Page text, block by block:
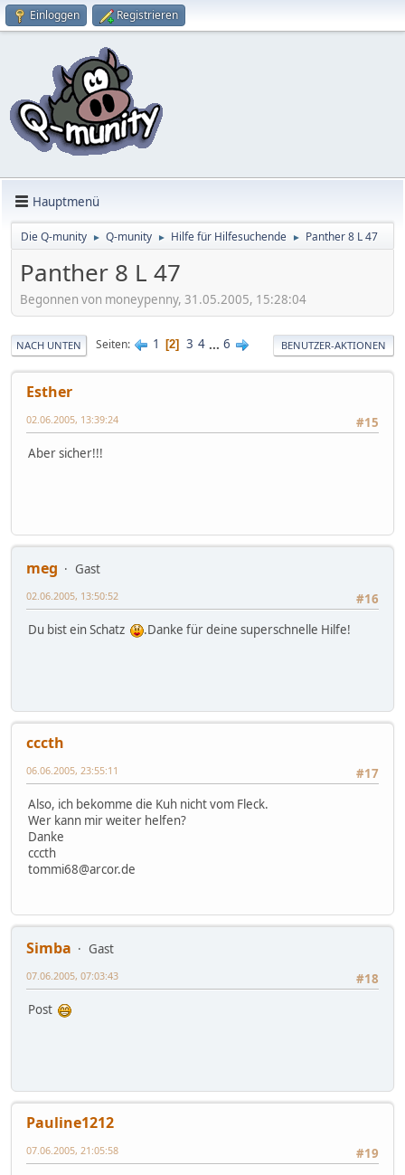
Einloggen Registrieren
Hauptmenü
Die Q-munity ► Q-munity ► Hilfe für Hilfesuchende ► Panther 8 L 47
Panther 8 L 47
Begonnen von moneypenny, 31.05.2005, 15:28:04
NACH UNTEN Seiten 1 2 3 4 ... 6 BENUTZER-AKTIONEN
Esther
#15
02.06.2005, 13:39:24
Aber sicher!!!
meg
Gast
#16
02.06.2005, 13:50:52
Du bist ein Schatz .Danke für deine superschnelle Hilfe!
cccth
#17
06.06.2005, 23:55:11
Also, ich bekomme die Kuh nicht vom Fleck.
Wer kann mir weiter helfen?
Danke
cccth
tommi68@arcor.de
Simba
Gast
#18
07.06.2005, 07:03:43
Post
Pauline1212
#19
07.06.2005, 21:05:58